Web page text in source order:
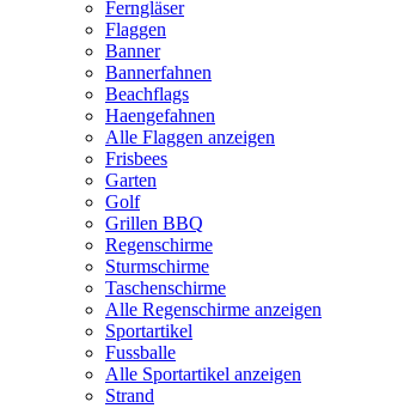
Ferngläser
Flaggen
Banner
Bannerfahnen
Beachflags
Haengefahnen
Alle Flaggen anzeigen
Frisbees
Garten
Golf
Grillen BBQ
Regenschirme
Sturmschirme
Taschenschirme
Alle Regenschirme anzeigen
Sportartikel
Fussballe
Alle Sportartikel anzeigen
Strand